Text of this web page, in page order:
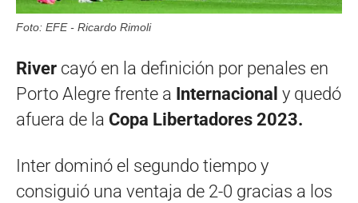
Foto: EFE - Ricardo Rimoli
River cayó en la definición por penales en
Porto Alegre frente a Internacional y quedó
afuera de la Copa Libertadores 2023.
Inter dominó el segundo tiempo y
consiguió una ventaja de 2-0 gracias a los